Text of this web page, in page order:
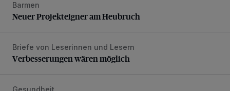
Neuer Projekteigner am Heubruch
Barmen
Neuer Projekteigner am Heubruch
Verbesserungen wären möglich
Briefe von Leserinnen und Lesern
Verbesserungen wären möglich
Gesundheit